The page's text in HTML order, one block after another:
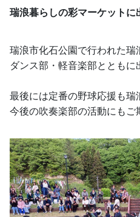
瑞浪暮らしの彩マーケットに
瑞浪市化石公園で行われた瑞
ダンス部・軽音楽部とともに
最後には定番の野球応援も瑞
今後の吹奏楽部の活動にもご